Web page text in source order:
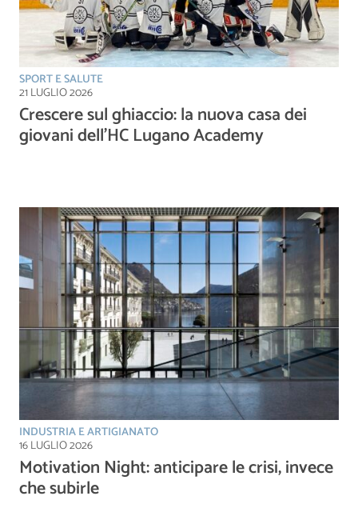
SPORT E SALUTE
21 LUGLIO 2026
Crescere sul ghiaccio: la nuova casa dei
giovani dell’HC Lugano Academy
INDUSTRIA E ARTIGIANATO
16 LUGLIO 2026
Motivation Night: anticipare le crisi, invece
che subirle